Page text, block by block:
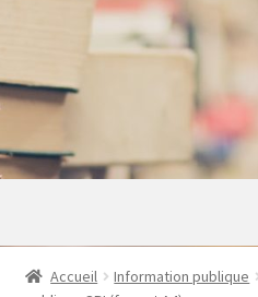
Les essentiels
Accueil Information publique